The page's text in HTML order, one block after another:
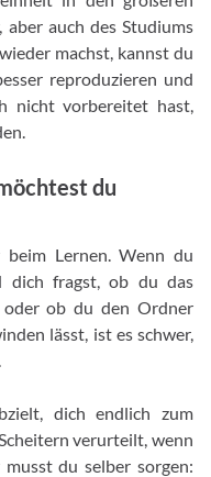
aber auch des Studiums
machst, kannst du
reproduzieren und
nicht vorbereitet hast,
du
Lernen. Wenn du
dich fragst, ob du das
oder ob du den Ordner
lässt, ist es schwer,
dich endlich zum
verurteilt, wenn
du selber sorgen: